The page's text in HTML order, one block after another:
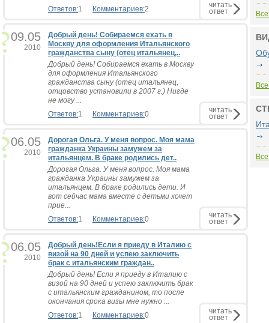
Ответов:1 Комментариев:2 читать
ответ
09.05
2010
Добрый день! Собираемся ехать в
Москву для оформления Итальянского
гражданства сыну (отец итальянец,..
Добрый день! Собираемся ехать в Москву
для оформления Итальянского
гражданства сыну (отец итальянец,
отцовство установили в 2007 г.) Нигде
не могу ...
Ответов:1 Комментариев:0 читать
ответ
06.05
2010
Дорогая Ольга. У меня вопрос. Моя мама
гражданка Украины замужем за
итальянцем. В браке родились дет..
Дорогая Ольга. У меня вопрос. Моя мама
гражданка Украины замужем за
итальянцем. В браке родились дети. И
вот сейчас мама вместе с детьми хочет
прие...
Ответов:1 Комментариев:0 читать
ответ
06.05
2010
Добрый день!Если я приеду в Италию с
визой на 90 дней и успею заключить
брак с итальянским граждан..
Добрый день! Если я приеду в Италию с
визой на 90 дней и успею заключить брак
с итальянским гражданином, то после
окончания срока визы мне нужно ...
Ответов:1 Комментариев:0 читать
ответ